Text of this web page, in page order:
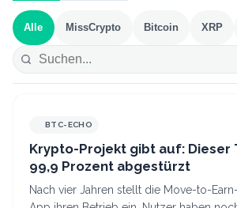
Alle MissCrypto Bitcoin XRP
BTC-ECHO
Krypto-Projekt gibt auf: Dieser
99,9 Prozent abgestürzt
Nach vier Jahren stellt die Move-to-